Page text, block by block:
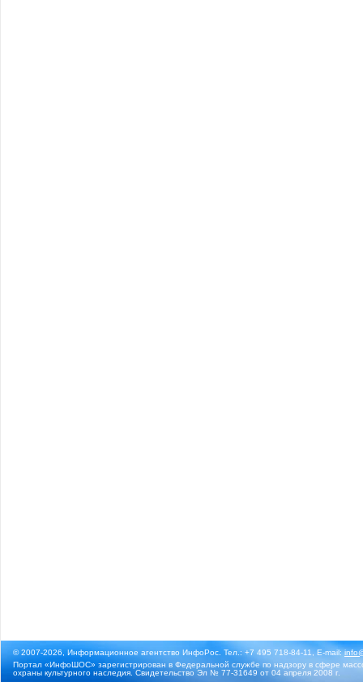
© 2007-2026, Информационное агентство ИнфоРос. Тел.: +7 495 718-84-11, E-mail:
Портал «ИнфоШОС» зарегистрирован в Федеральной службе по надзору в сфере
охраны культурного наследия. Свидетельство Эл № 77-31649 от 04 апреля 2008 г.